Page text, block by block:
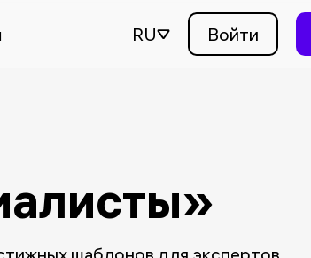
RU Войти